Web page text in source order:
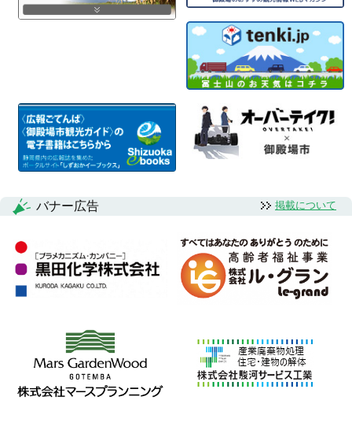
バナー広告 掲載について